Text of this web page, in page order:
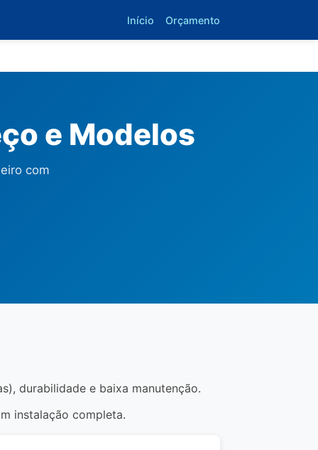
Início Orçamento
e Modelos
com
durabilidade e baixa manutenção.
instalação completa.